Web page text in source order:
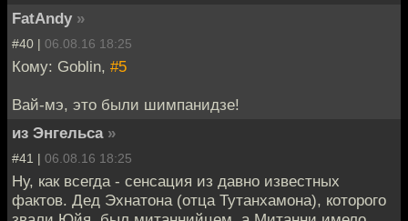
FatAndy »
#40 | 06.08.16 18:25
Кому: Goblin, #5
Вай-мэ, это были шимпанидзе!
из Энгельса »
#41 | 06.08.16 18:25
Ну, как всегда - сенсация из давно известных
фактов. Дед Эхнатона (отца Тутанхамона), которого